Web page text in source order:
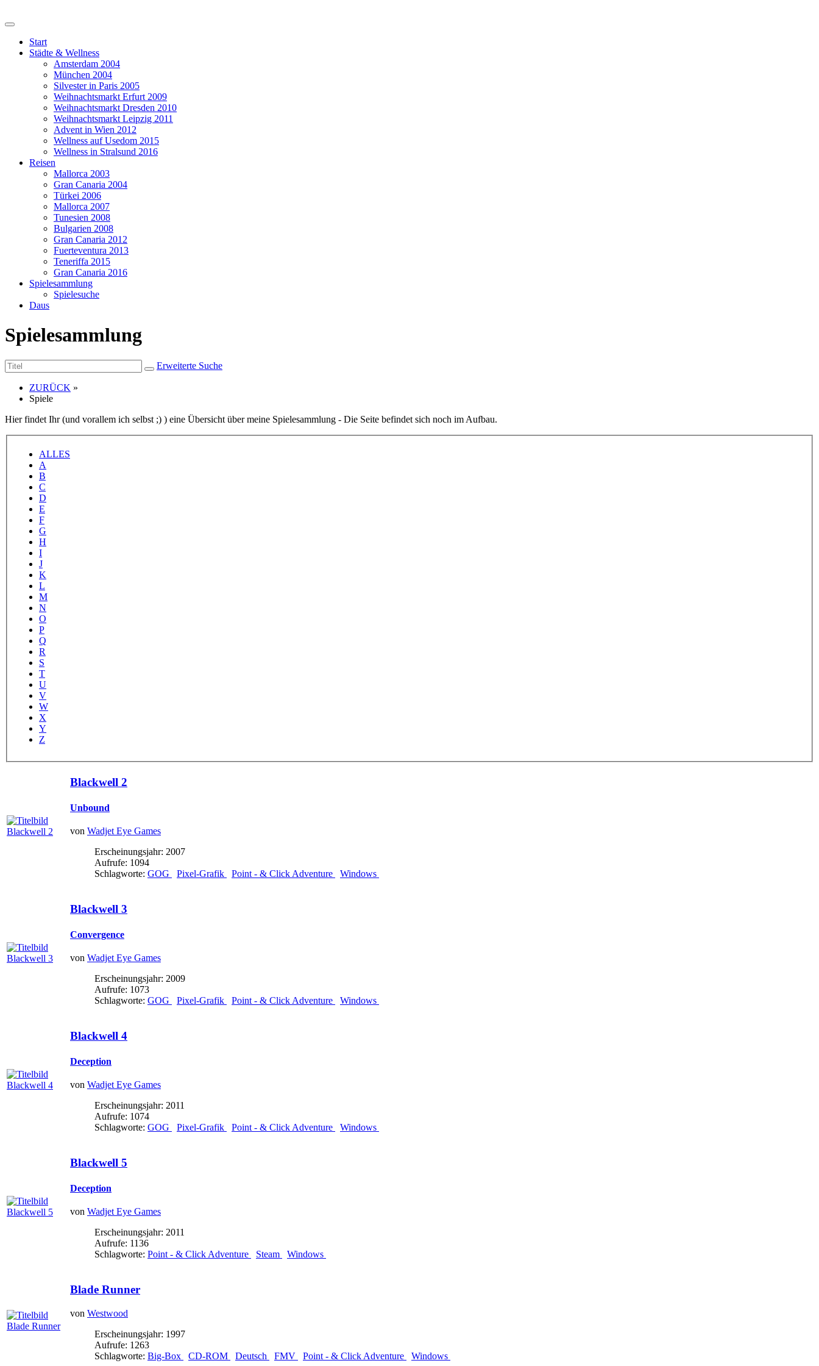
Start
Städte & Wellness
Amsterdam 2004
München 2004
Silvester in Paris 2005
Weihnachtsmarkt Erfurt 2009
Weihnachtsmarkt Dresden 2010
Weihnachtsmarkt Leipzig 2011
Advent in Wien 2012
Wellness auf Usedom 2015
Wellness in Stralsund 2016
Reisen
Mallorca 2003
Gran Canaria 2004
Türkei 2006
Mallorca 2007
Tunesien 2008
Bulgarien 2008
Gran Canaria 2012
Fuerteventura 2013
Teneriffa 2015
Gran Canaria 2016
Spielesammlung
Spielesuche
Daus
Spielesammlung
Erweiterte Suche
ZURÜCK »
Spiele
Hier findet Ihr (und vorallem ich selbst ;) ) eine Übersicht über meine Spielesammlung - Die Seite befindet sich noch im Aufbau.
ALLES
A
B
C
D
E
F
G
H
I
J
K
L
M
N
O
P
Q
R
S
T
U
V
W
X
Y
Z
Blackwell 2
Unbound
von Wadjet Eye Games
Erscheinungsjahr: 2007
Aufrufe: 1094
Schlagworte: GOG Pixel-Grafik Point - & Click Adventure Windows
Blackwell 3
Convergence
von Wadjet Eye Games
Erscheinungsjahr: 2009
Aufrufe: 1073
Schlagworte: GOG Pixel-Grafik Point - & Click Adventure Windows
Blackwell 4
Deception
von Wadjet Eye Games
Erscheinungsjahr: 2011
Aufrufe: 1074
Schlagworte: GOG Pixel-Grafik Point - & Click Adventure Windows
Blackwell 5
Deception
von Wadjet Eye Games
Erscheinungsjahr: 2011
Aufrufe: 1136
Schlagworte: Point - & Click Adventure Steam Windows
Blade Runner
von Westwood
Erscheinungsjahr: 1997
Aufrufe: 1263
Schlagworte: Big-Box CD-ROM Deutsch FMV Point - & Click Adventure Windows